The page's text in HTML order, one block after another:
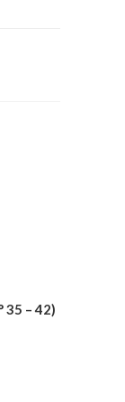
35 – 42)